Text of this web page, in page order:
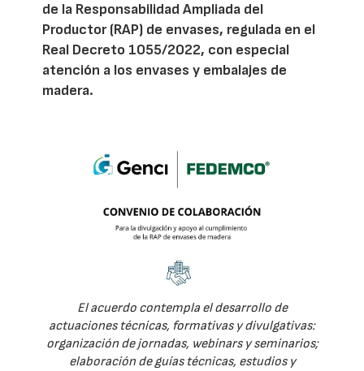
de la Responsabilidad Ampliada del
Productor (RAP) de envases, regulada en el
Real Decreto 1055/2022, con especial
atención a los envases y embalajes de
madera.
El acuerdo contempla el desarrollo de
actuaciones técnicas, formativas y divulgativas:
organización de jornadas, webinars y seminarios;
elaboración de guías técnicas, estudios y